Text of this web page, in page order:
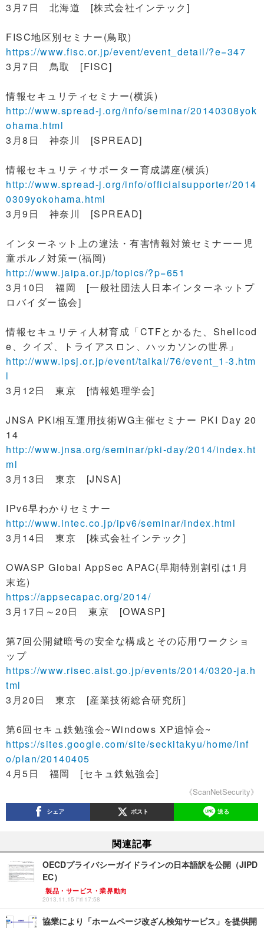
3月7日 北海道 [株式会社インテック]
FISC地区別セミナー(鳥取)
https://www.fisc.or.jp/event/event_detail/?e=347
3月7日 鳥取 [FISC]
情報セキュリティセミナー(横浜)
http://www.spread-j.org/info/seminar/20140308yok
ohama.html
3月8日 神奈川 [SPREAD]
情報セキュリティサポーター育成講座(横浜)
http://www.spread-j.org/info/officialsupporter/2014
0309yokohama.html
3月9日 神奈川 [SPREAD]
インターネット上の違法・有害情報対策セミナーー児
童ポルノ対策ー(福岡)
http://www.jaipa.or.jp/topics/?p=651
3月10日 福岡 [一般社団法人日本インターネットプ
ロバイダー協会]
情報セキュリティ人材育成「CTFとかるた、Shellcod
e、クイズ、トライアスロン、ハッカソンの世界」
http://www.ipsj.or.jp/event/taikai/76/event_1-3.htm
l
3月12日 東京 [情報処理学会]
JNSA PKI相互運用技術WG主催セミナー PKI Day 20
14
http://www.jnsa.org/seminar/pki-day/2014/index.ht
ml
3月13日 東京 [JNSA]
IPv6早わかりセミナー
http://www.intec.co.jp/ipv6/seminar/index.html
3月14日 東京 [株式会社インテック]
OWASP Global AppSec APAC(早期特別割引は1月
末迄)
https://appsecapac.org/2014/
3月17日～20日 東京 [OWASP]
第7回公開鍵暗号の安全な構成とその応用ワークショ
ップ
https://www.risec.aist.go.jp/events/2014/0320-ja.h
tml
3月20日 東京 [産業技術総合研究所]
第6回セキュ鉄勉強会~Windows XP追悼会~
https://sites.google.com/site/seckitakyu/home/inf
o/plan/20140405
4月5日 福岡 [セキュ鉄勉強会]
《ScanNetSecurity》
シェア ポスト 送る
関連記事
OECDプライバシーガイドラインの日本語訳を公開（JIPD
EC）
製品・サービス・業界動向
2013.11.15 Fri 17:58
協業により「ホームページ改ざん検知サービス」を提供開